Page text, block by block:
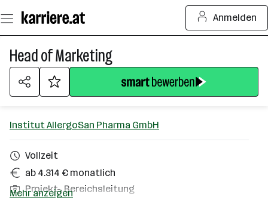
Seiteninhalt
springen
Anmelden
Head of Marketing
Institut AllergoSan Pharma GmbH
Vollzeit
ab 4.314 € monatlich
Projekt-, Bereichsleitung
Mehr anzeigen